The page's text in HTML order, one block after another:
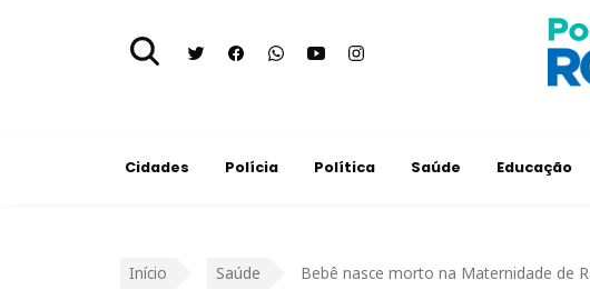
Cidades Polícia Política Saúde Educação
Início Saúde Bebê nasce morto na Maternidade de